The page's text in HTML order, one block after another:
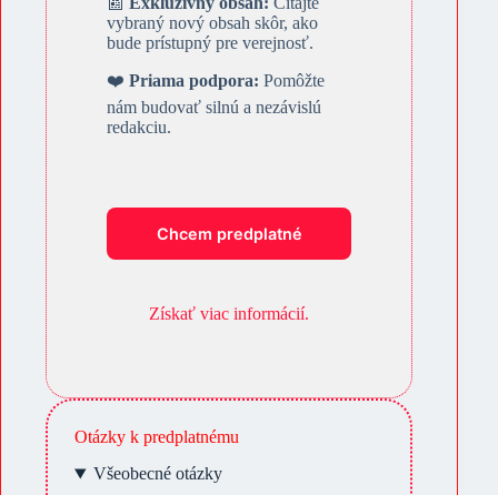
vybraný nový obsah skôr, ako
bude prístupný pre verejnosť.
❤️Priama podpora: Pomôžte
nám budovať silnú a nezávislú
redakciu.
Chcem predplatné
Získať viac informácií.
Otázky k predplatnému
Všeobecné otázky